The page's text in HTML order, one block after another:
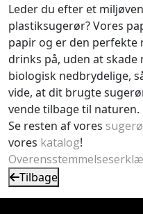
Leder du efter et
plastiksugerør? Vores
papir og er den perfekte
drinks på, uden at
biologisk nedbrydelige,
vide, at dit brugte
vende tilbage til naturen.
Se resten af vores
vores katalog!
Tilbage